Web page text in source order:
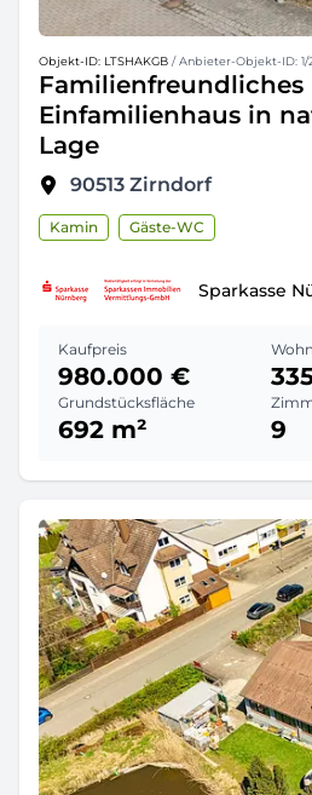
Objekt-ID: LTSHAKGB / Anbieter-Objekt-ID: 1/
Familienfreundliches
Einfamilienhaus in
Lage
90513 Zirndorf
Kamin Gäste-WC
Sparkasse
Kaufpreis
980.000 €
Grundstücksfläche
692 m² 9